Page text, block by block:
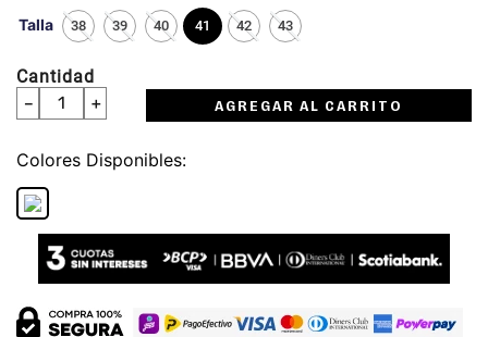
Talla 38 39 40 41 42 43
Cantidad
＋
－ AGREGAR AL CARRITO
Colores